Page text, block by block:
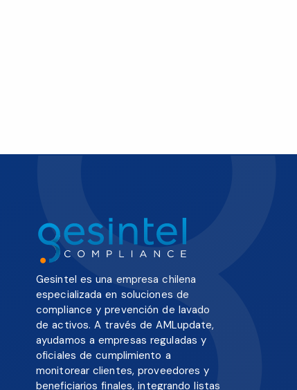
Gesintel es una empresa chilena
especializada en soluciones de
compliance y prevención de lavado
de activos. A través de AMLupdate,
ayudamos a empresas reguladas y
oficiales de cumplimiento a
monitorear clientes, proveedores y
beneficiarios finales, integrando listas